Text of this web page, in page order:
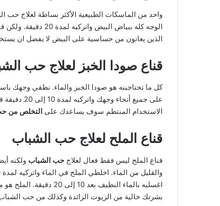
واحد من الماسكات الطبيعية الأكثر بساطة لعلاج
الوجه كله ببياض
الذين يعانون من حساسية على البيض لا يفضل ان
قناع صودا الخبز لعلاج حب
كل ما تحتاجينه هو صودا الخبز والماء. نظفي وجهك
على جميع
الاستخدام المنتظم سوف يساعدك على التخلص من
قناع الملح لعلاج حب الشباب
قناع الملح ليس فقط فعال لعلاج حب الشباب ولكنه
اغسليه بالماء النظيف
بشرتك خالية من الزيوت الزائدة وكذلك من حب